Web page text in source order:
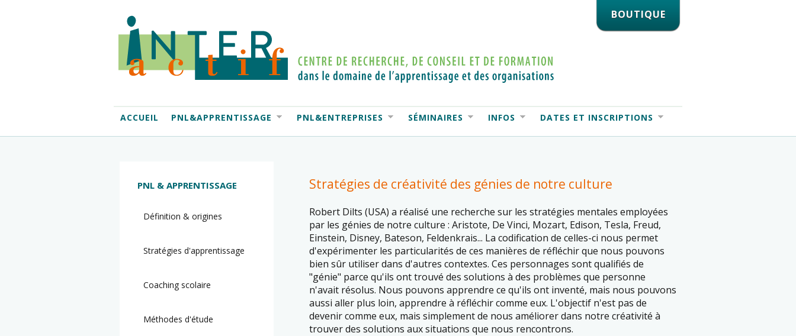
BOUTIQUE
ACCUEIL PNL&APPRENTISSAGE PNL&ENTREPRISES SÉMINAIRES INFOS DATES ET INSCRIPTIONS
PNL & APPRENTISSAGE
Définition & origines
Stratégies d'apprentissage
Coaching scolaire
Méthodes d'étude
Stratégies de créativité des génies de notre culture
Robert Dilts (USA) a réalisé une recherche sur les stratégies mentales employées
par les génies de notre culture : Aristote, De Vinci, Mozart, Edison, Tesla, Freud,
Einstein, Disney, Bateson, Feldenkrais... La codification de celles-ci nous permet
d'expérimenter les particularités de ces manières de réfléchir que nous pouvons
bien sûr utiliser dans d'autres contextes. Ces personnages sont qualifiés de
"génie" parce qu'ils ont trouvé des solutions à des problèmes que personne
n'avait résolus. Nous pouvons apprendre ce qu'ils ont inventé, mais nous pouvons
aussi aller plus loin, apprendre à réfléchir comme eux. L'objectif n'est pas de
devenir comme eux, mais simplement de nous améliorer dans notre créativité à
trouver des solutions aux situations que nous rencontrons.